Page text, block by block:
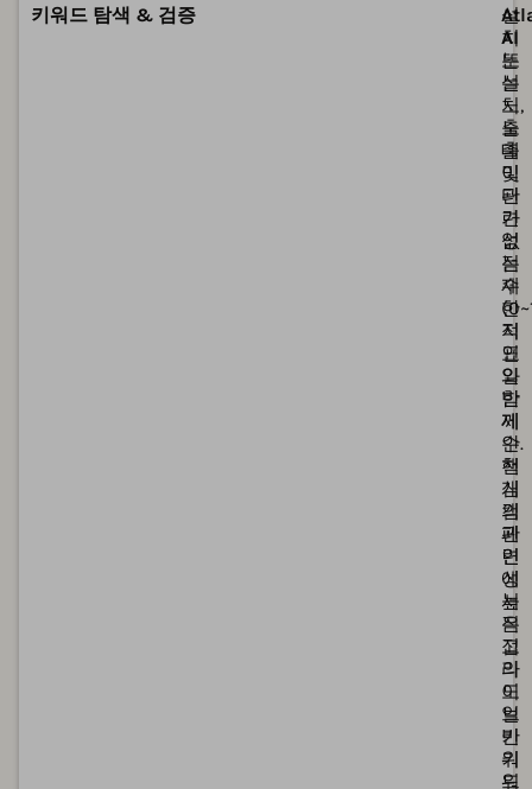
키워드 탐색 & 검증 제
설
치
또
는
노
출
데
이
터
가
없
는
제
한
적
인
일
반
제
안.
핵
심
캠
페
인
에
서
직
접
라
이
브
키
워
드
제
AI
는
설
치,
노
출
및
관
련
성
점
수
지
표
와
함
께
수
천
개
의
관
련
성
높
은
고
의
도
일
반
키
워